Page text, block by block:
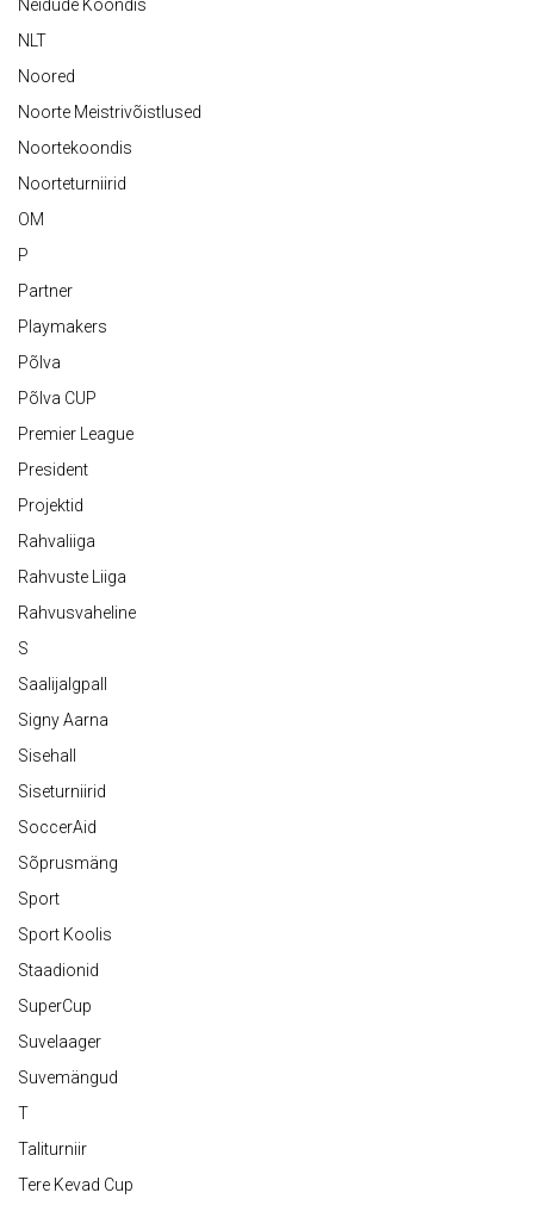
Neidude Koondis
NLT
Noored
Noorte Meistrivõistlused
Noortekoondis
Noorteturniirid
OM
P
Partner
Playmakers
Põlva
Põlva CUP
Premier League
President
Projektid
Rahvaliiga
Rahvuste Liiga
Rahvusvaheline
S
Saalijalgpall
Signy Aarna
Sisehall
Siseturniirid
SoccerAid
Sõprusmäng
Sport
Sport Koolis
Staadionid
SuperCup
Suvelaager
Suvemängud
T
Taliturniir
Tere Kevad Cup